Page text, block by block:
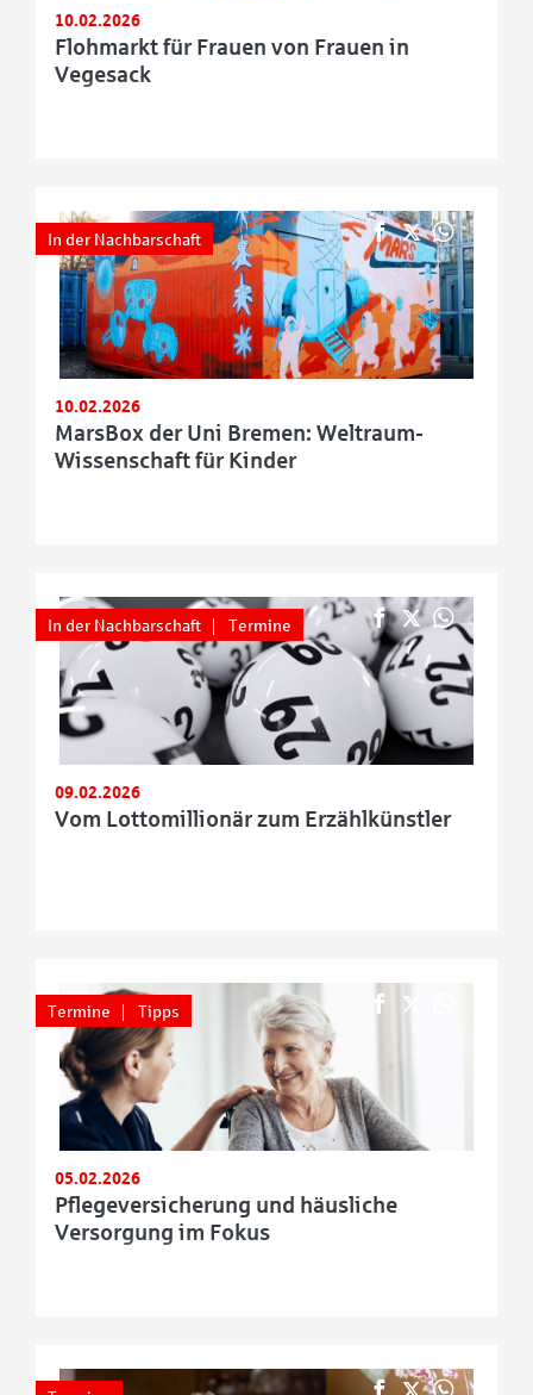
10.02.2026
Flohmarkt für Frauen von Frauen in
Vegesack
In der Nachbarschaft
10.02.2026
MarsBox der Uni Bremen: Weltraum-
Wissenschaft für Kinder
In der Nachbarschaft Termine
09.02.2026
Vom Lottomillionär zum Erzählkünstler
Termine Tipps
05.02.2026
Pflegeversicherung und häusliche
Versorgung im Fokus